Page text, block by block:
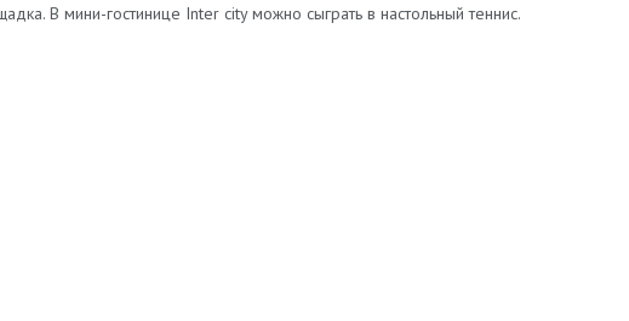
В мини-гостинице Inter city можно сыграть в настольный теннис.